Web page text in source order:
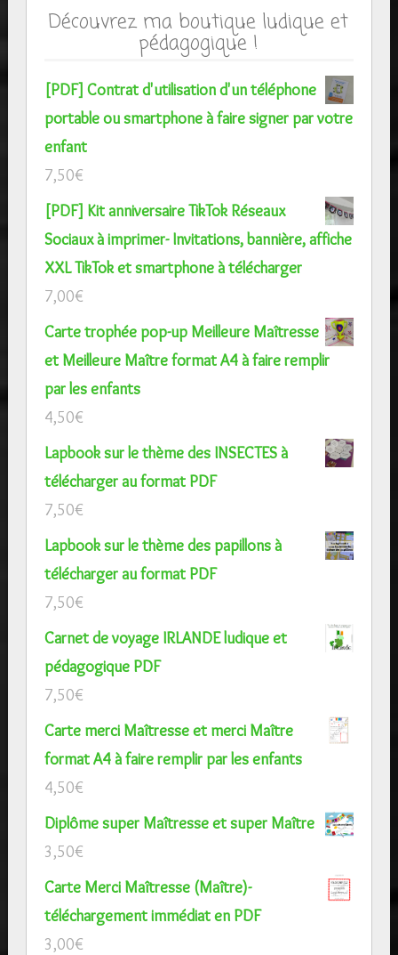
Découvrez ma boutique ludique et
pédagogique !
[PDF] Contrat d'utilisation d'un téléphone
portable ou smartphone à faire signer par votre
enfant
7,50€
[PDF] Kit anniversaire TikTok Réseaux
Sociaux à imprimer- Invitations, bannière, affiche
XXL TikTok et smartphone à télécharger
7,00€
Carte trophée pop-up Meilleure Maîtresse
et Meilleure Maître format A4 à faire remplir
par les enfants
4,50€
Lapbook sur le thème des INSECTES à
télécharger au format PDF
7,50€
Lapbook sur le thème des papillons à
télécharger au format PDF
7,50€
Carnet de voyage IRLANDE ludique et
pédagogique PDF
7,50€
Carte merci Maîtresse et merci Maître
format A4 à faire remplir par les enfants
4,50€
Diplôme super Maîtresse et super Maître
3,50€
Carte Merci Maîtresse (Maître)-
téléchargement immédiat en PDF
3,00€